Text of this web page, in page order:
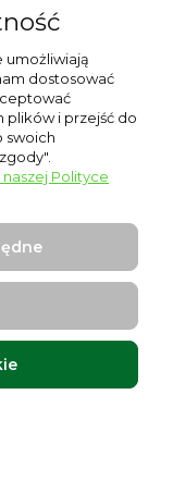
umożliwiają
dostosować
plików i przejść do
swoich
Polityce